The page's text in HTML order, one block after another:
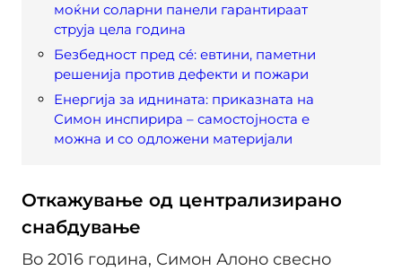
моќни соларни панели гарантираат
струја цела година
Безбедност пред сé: евтини, паметни
решенија против дефекти и пожари
Енергија за иднината: приказната на
Симон инспирира – самостојноста е
можна и со одложени материјали
Откажување од централизирано
снабдување
Во 2016 година, Симон Алоно свесно